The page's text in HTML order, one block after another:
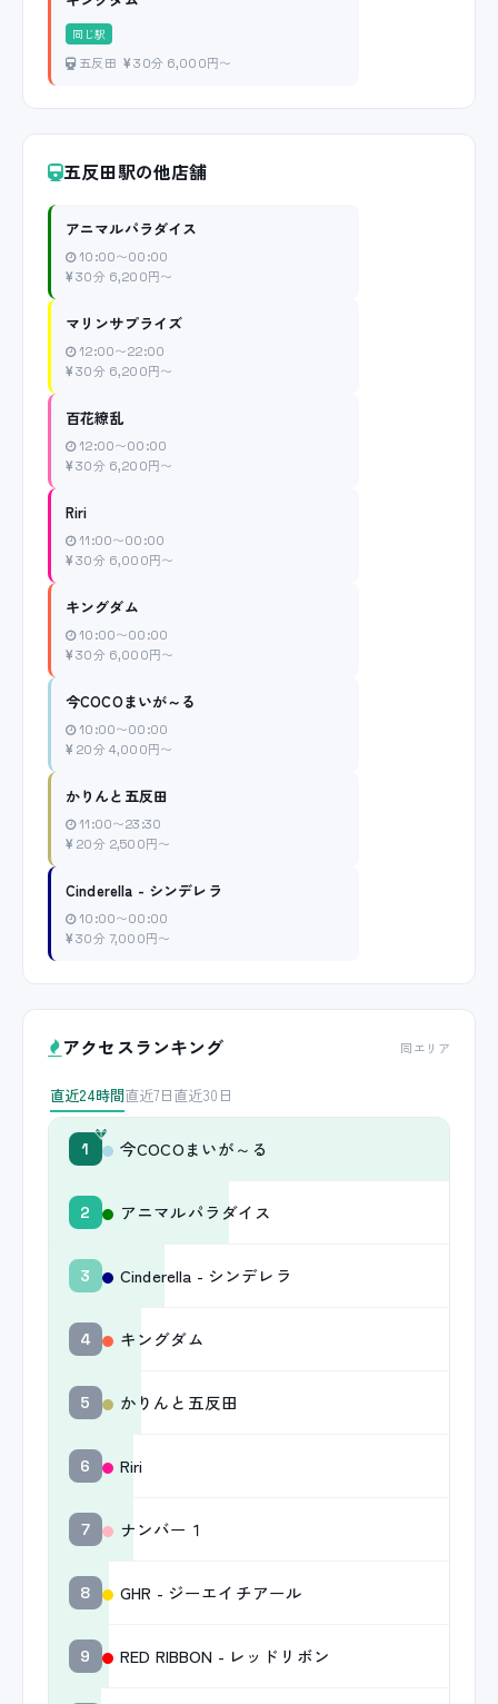
同じ駅
五反田 30分 6,000円〜
五反田駅の他店舗
アニマルパラダイス
10:00〜00:00
30分 6,200円〜
マリンサプライズ
12:00〜22:00
30分 6,200円〜
百花繚乱
12:00〜00:00
30分 6,200円〜
Riri
11:00〜00:00
30分 6,000円〜
キングダム
10:00〜00:00
30分 6,000円〜
今COCOまいが～る
10:00〜00:00
20分 4,000円〜
かりんと五反田
11:00〜23:30
20分 2,500円〜
Cinderella - シンデレラ
10:00〜00:00
30分 7,000円〜
アクセスランキング 同エリア
直近24時間直近7日直近30日
1 今COCOまいが～る
2 アニマルパラダイス
3 Cinderella - シンデレラ
4 キングダム
5 かりんと五反田
6 Riri
7 ナンバー１
8 GHR - ジーエイチアール
9 RED RIBBON - レッドリボン